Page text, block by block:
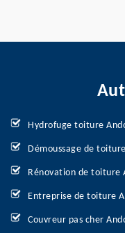
Hydrofuge toiture
Démoussage de
Rénovation de toiture
Entreprise de toiture
Couvreur pas cher